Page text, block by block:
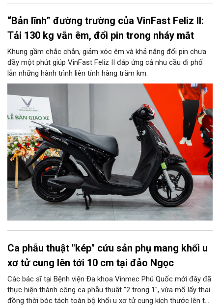
“Bản lĩnh” đường trường của VinFast Feliz II:
Tải 130 kg vẫn êm, đổi pin trong nháy mắt
Khung gầm chắc chắn, giảm xóc êm và khả năng đổi pin chưa
đầy một phút giúp VinFast Feliz II đáp ứng cả nhu cầu đi phố
lẫn những hành trình liên tỉnh hàng trăm km.
Ca phẫu thuật "kép" cứu sản phụ mang khối u
xơ tử cung lên tới 10 cm tại đảo Ngọc
Các bác sĩ tại Bệnh viện Đa khoa Vinmec Phú Quốc mới đây đã
thực hiện thành công ca phẫu thuật "2 trong 1", vừa mổ lấy thai
đồng thời bóc tách toàn bộ khối u xơ tử cung kích thước lên tới